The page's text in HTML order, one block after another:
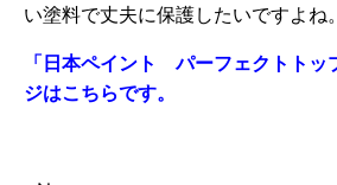
い塗料で丈夫に保護したいですよね。
「日本ペイント パーフェクトトッ
ジはこちらです。